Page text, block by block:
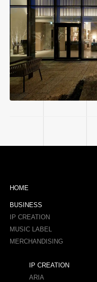
HOME
BUSINESS
IP CREATION
MUSIC LABEL
MERCHANDISING
IP CREATION
ARIA